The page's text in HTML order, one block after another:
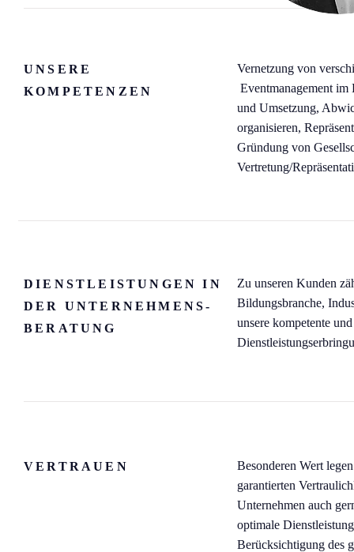
UNSERE
KOMPETENZEN
Vernetzung von
Eventmanagement im
und Umsetzung,
organisieren,
Gründung von
Vertretung/
DIENSTLEISTUNGEN IN
DER UNTERNEHMENS-
BERATUNG
Zu unseren Kunden
Bildungsbranche,
unsere kompetente
VERTRAUEN
Besonderen Wert
garantierten
Unternehmen auch
optimale
Berücksichtigung des